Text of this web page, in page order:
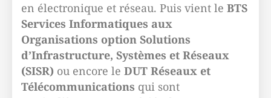
en électronique et réseau. Puis vient le BTS
Services Informatiques aux
Organisations option Solutions
d’Infrastructure, Systèmes et Réseaux
(SISR) ou encore le DUT Réseaux et
Télécommunications qui sont